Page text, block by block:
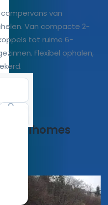
van
Van compacte 2-
tot ruime 6-
Flexibel ophalen,